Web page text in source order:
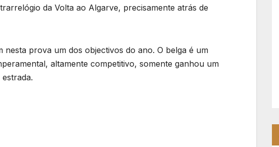
da Volta ao Algarve, precisamente atrás de
nesta prova um dos objectivos do ano. O belga é um
altamente competitivo, somente ganhou um